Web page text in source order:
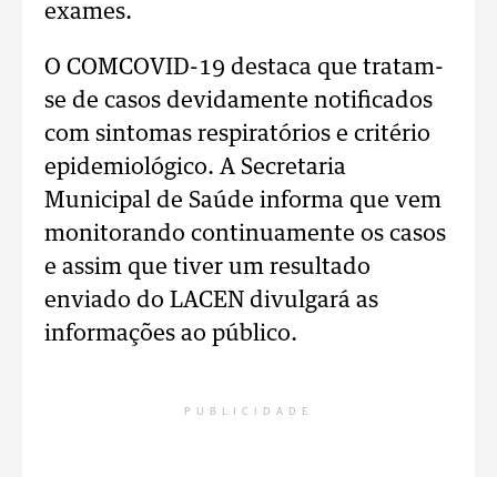
exames.
O COMCOVID-19 destaca que tratam-
se de casos devidamente notificados
com sintomas respiratórios e critério
epidemiológico. A Secretaria
Municipal de Saúde informa que vem
monitorando continuamente os casos
e assim que tiver um resultado
enviado do LACEN divulgará as
informações ao público.
PUBLICIDADE